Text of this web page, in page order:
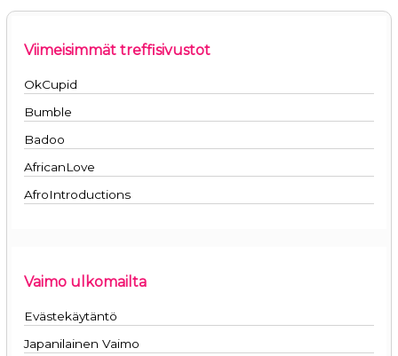
Viimeisimmät treffisivustot
OkCupid
Bumble
Badoo
AfricanLove
AfroIntroductions
Vaimo ulkomailta
Evästekäytäntö
Japanilainen Vaimo